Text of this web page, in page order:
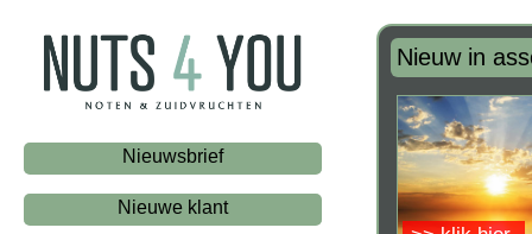
Nieuwsbrief
Nieuwe klant
Nieuw in